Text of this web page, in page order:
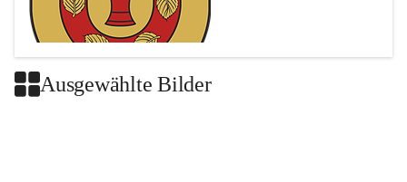
Ausgewählte Bilder